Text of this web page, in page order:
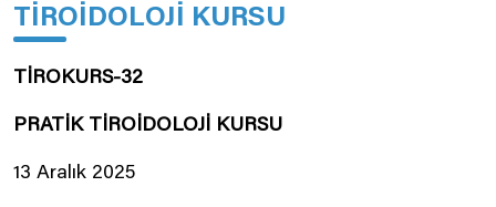
TİROİDOLOJİ KURSU
TİROKURS-32
PRATİK TİROİDOLOJİ KURSU
13 Aralık 2025